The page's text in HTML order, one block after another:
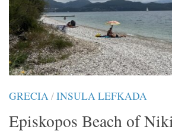
GRECIA/INSULA LEFKADA
Episkopos Beach of